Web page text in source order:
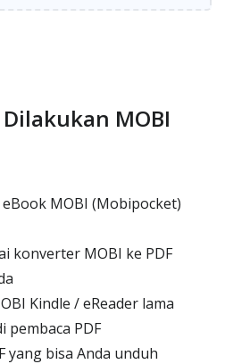
MOBI
MOBI (Mobipocket)
konverter MOBI ke PDF
Kindle / eReader lama
pembaca PDF
yang bisa Anda unduh